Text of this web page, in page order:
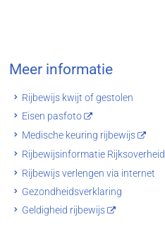
Meer informatie
Rijbewijs kwijt of gestolen
Eisen pasfoto
Medische keuring rijbewijs
Rijbewijsinformatie Rijksoverheid
Rijbewijs verlengen via internet
Gezondheidsverklaring
Geldigheid rijbewijs